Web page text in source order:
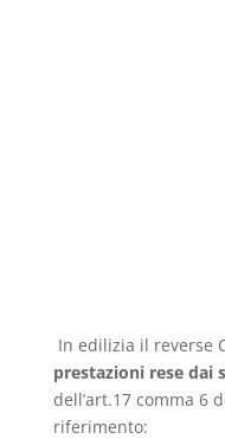
In edilizia il reverse
prestazioni rese dai
dell’art.17 comma 6
riferimento: